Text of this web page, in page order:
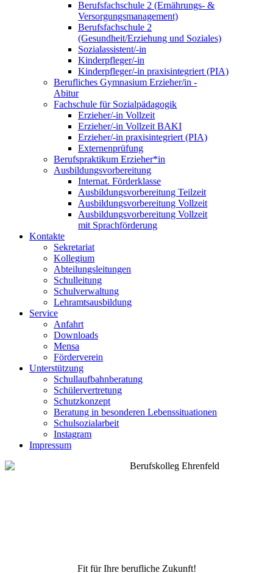
Berufsfachschule 2 (Ernährungs- &
Versorgungsmanagement)
Berufsfachschule 2
(Gesundheit/Erziehung und Soziales)
Sozialassistent/-in
Kinderpfleger/-in
Kinderpfleger/-in praxisintegriert (PIA)
Berufliches Gymnasium Erzieher/in -
Abitur
Fachschule für Sozialpädagogik
Erzieher/-in Vollzeit
Erzieher/-in Vollzeit BAKI
Erzieher/-in praxisintegriert (PIA)
Externenprüfung
Berufspraktikum Erzieher*in
Ausbildungsvorbereitung
Internat. Förderklasse
Ausbildungsvorbereitung Teilzeit
Ausbildungsvorbereitung Vollzeit
Ausbildungsvorbereitung Vollzeit
mit Sprachförderung
Kontakte
Sekretariat
Kollegium
Abteilungsleitungen
Schulleitung
Schulverwaltung
Lehramtsausbildung
Service
Anfahrt
Downloads
Mensa
Förderverein
Unterstützung
Schullaufbahnberatung
Schülervertretung
Schutzkonzept
Beratung in besonderen Lebenssituationen
Schulsozialarbeit
Instagram
Impressum
Fit für Ihre berufliche Zukunft!